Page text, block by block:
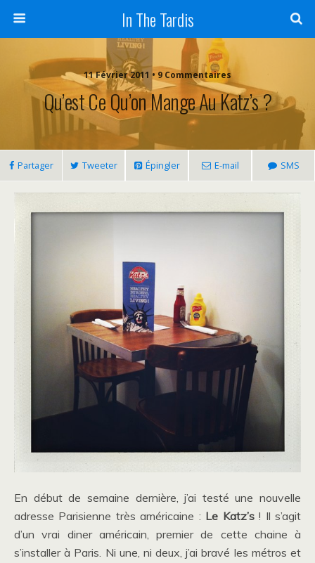
In The Tardis
11 Février 2011 • 9 Commentaires
Qu’est Ce Qu’on Mange Au Katz’s ?
Partager Tweeter Épingler E-mail SMS
En début de semaine dernière, j’ai testé une nouvelle
adresse Parisienne très américaine : Le Katz’s! Il s’agit
d’un vrai diner américain, premier de cette chaine à
s’installer à Paris. Ni une, ni deux, j’ai bravé les métros et